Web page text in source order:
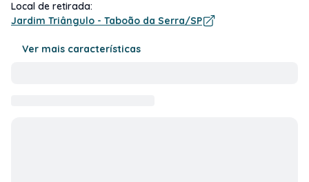
Local de retirada:
Jardim Triângulo - Taboão da Serra/SP
Ver mais características